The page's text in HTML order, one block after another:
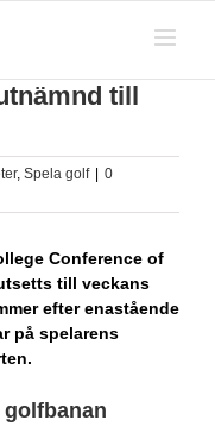
till
, Spela golf
0
Conference of
till veckans
efter enastående
på spelarens